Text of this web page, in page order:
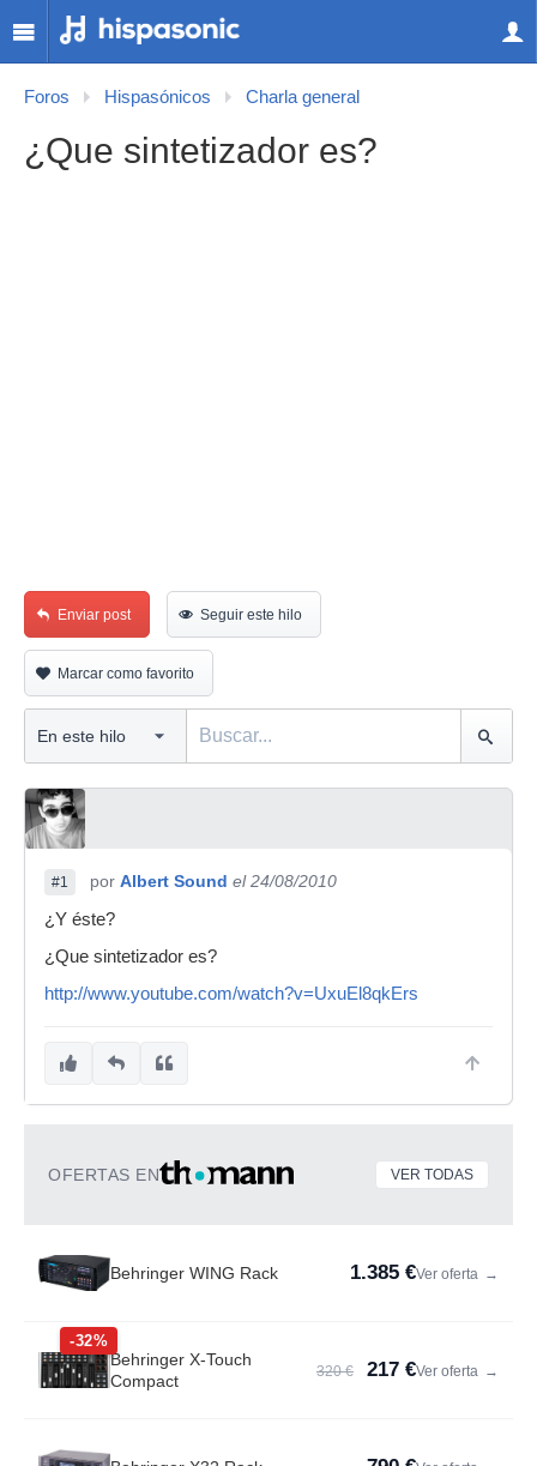
Foros Hispasónicos Charla general
¿Que sintetizador es?
Enviar post Seguir este hilo
Marcar como favorito
#1 por Albert Sound el 24/08/2010
¿Y éste?
¿Que sintetizador es?
http://www.youtube.com/watch?v=UxuEl8qkErs
OFERTAS EN VER TODAS
Behringer WING Rack 1.385 €Ver oferta →
-32%
Behringer X-Touch
Compact
320 € 217 €Ver oferta →